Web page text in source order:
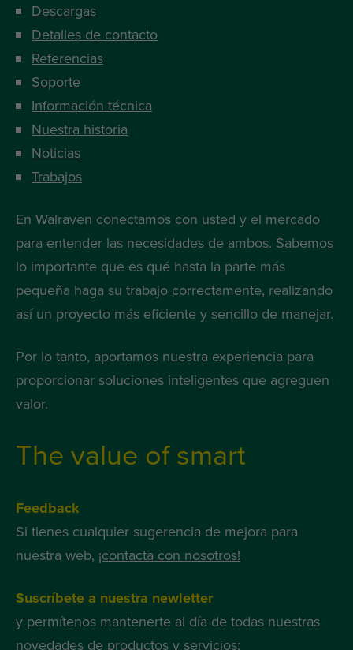
Descargas
Detalles de contacto
Referencias
Soporte
Información técnica
Nuestra historia
Noticias
Trabajos
En Walraven conectamos con usted y el mercado
para entender las necesidades de ambos. Sabemos
lo importante que es qué hasta la parte más
pequeña haga su trabajo correctamente, realizando
así un proyecto más eficiente y sencillo de manejar.
Por lo tanto, aportamos nuestra experiencia para
proporcionar soluciones inteligentes que agreguen
valor.
The value of smart
Feedback
Si tienes cualquier sugerencia de mejora para
nuestra web, ¡contacta con nosotros!
Suscríbete a nuestra newletter
y permítenos mantenerte al día de todas nuestras
novedades de productos y servicios: